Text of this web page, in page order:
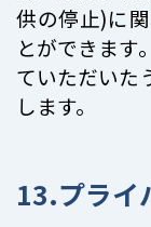
供の停止)に
とができます
ていただいた
します。
13.プライ